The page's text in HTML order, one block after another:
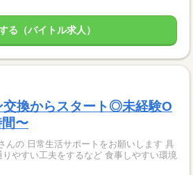
る（バイトル求人）
交換からスタート◎未経験O
〜
んの 日常生活サポートをお願いします 具
やすい工夫をするなど 食事しやすい環境